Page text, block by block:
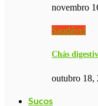
novembro
Saudável
Chás
outubro 18,
Sucos